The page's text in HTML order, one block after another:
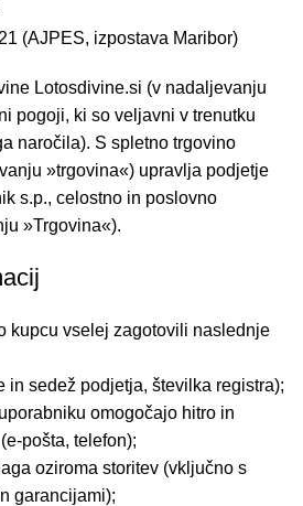
(AJPES, izpostava Maribor)
Lotosdivine.si (v nadaljevanju
pogoji, ki so veljavni v trenutku
naročila). S spletno trgovino
»trgovina«) upravlja podjetje
s.p., celostno in poslovno
»Trgovina«).
kupcu vselej zagotovili naslednje
in sedež podjetja, številka registra);
omogočajo hitro in
pošta, telefon);
oziroma storitev (vključno s
garancijami);